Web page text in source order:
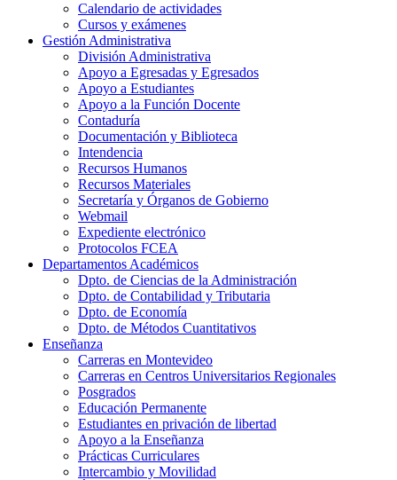
Calendario de actividades
Cursos y exámenes
Gestión Administrativa
División Administrativa
Apoyo a Egresadas y Egresados
Apoyo a Estudiantes
Apoyo a la Función Docente
Contaduría
Documentación y Biblioteca
Intendencia
Recursos Humanos
Recursos Materiales
Secretaría y Órganos de Gobierno
Webmail
Expediente electrónico
Protocolos FCEA
Departamentos Académicos
Dpto. de Ciencias de la Administración
Dpto. de Contabilidad y Tributaria
Dpto. de Economía
Dpto. de Métodos Cuantitativos
Enseñanza
Carreras en Montevideo
Carreras en Centros Universitarios Regionales
Posgrados
Educación Permanente
Estudiantes en privación de libertad
Apoyo a la Enseñanza
Prácticas Curriculares
Intercambio y Movilidad